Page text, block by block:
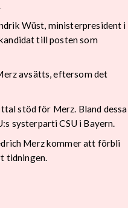
Wüst, ministerpresident i
till posten som
avsätts, eftersom det
stöd för Merz. Bland dessa
systerparti CSU i Bayern.
Merz kommer att förbli
tidningen.